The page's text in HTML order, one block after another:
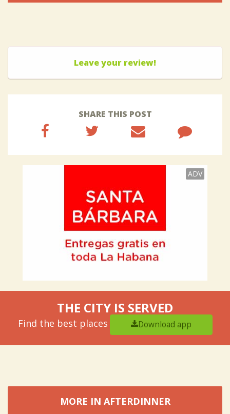
Leave your review!
SHARE THIS POST
ADV
THE CITY IS SERVED
Find the best places Download app
MORE IN AFTERDINNER